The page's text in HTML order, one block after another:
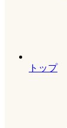
トップ